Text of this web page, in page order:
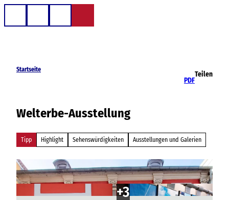
Startseite
PDF
Teilen
Welterbe-Ausstellung
Tipp Highlight Sehenswürdigkeiten Ausstellungen und Galerien